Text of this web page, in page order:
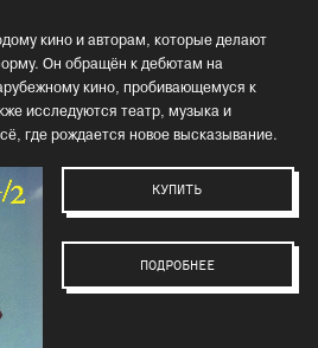
кино и авторам, которые делают
Он обращён к дебютам на
кино, пробивающемуся к
исследуются театр, музыка и
где рождается новое высказывание.
КУПИТЬ
ПОДРОБНЕЕ